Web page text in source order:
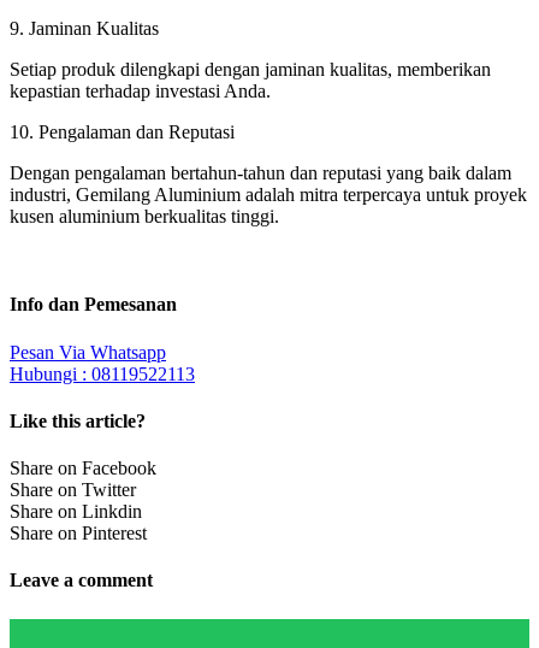
9. Jaminan Kualitas
Setiap produk dilengkapi dengan jaminan kualitas, memberikan
kepastian terhadap investasi Anda.
10. Pengalaman dan Reputasi
Dengan pengalaman bertahun-tahun dan reputasi yang baik dalam
industri, Gemilang Aluminium adalah mitra terpercaya untuk proyek
kusen aluminium berkualitas tinggi.
Info dan Pemesanan
Pesan Via Whatsapp
Hubungi : 08119522113
Like this article?
Share on Facebook
Share on Twitter
Share on Linkdin
Share on Pinterest
Leave a comment